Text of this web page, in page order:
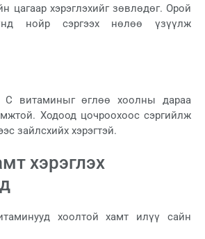
цагаар хэрэглэхийг зөвлөдөг. Орой
нойр сэргээх нөлөө үзүүлж
С витаминыг өглөө хоолны дараа
Ходоод цочроохоос сэргийлж
зайлсхийх хэрэгтэй.
хэрэглэх
хоолтой хамт илүү сайн